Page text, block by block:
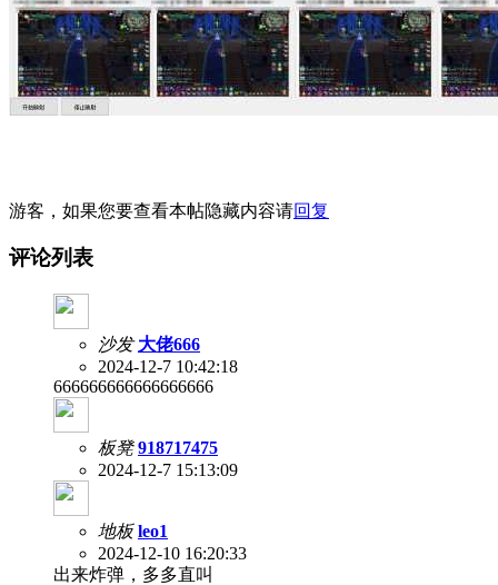
游客，如果您要查看本帖隐藏内容请回复
评论列表
沙发 大佬666
2024-12-7 10:42:18
666666666666666666
板凳 918717475
2024-12-7 15:13:09
地板 leo1
2024-12-10 16:20:33
出来炸弹，多多直叫